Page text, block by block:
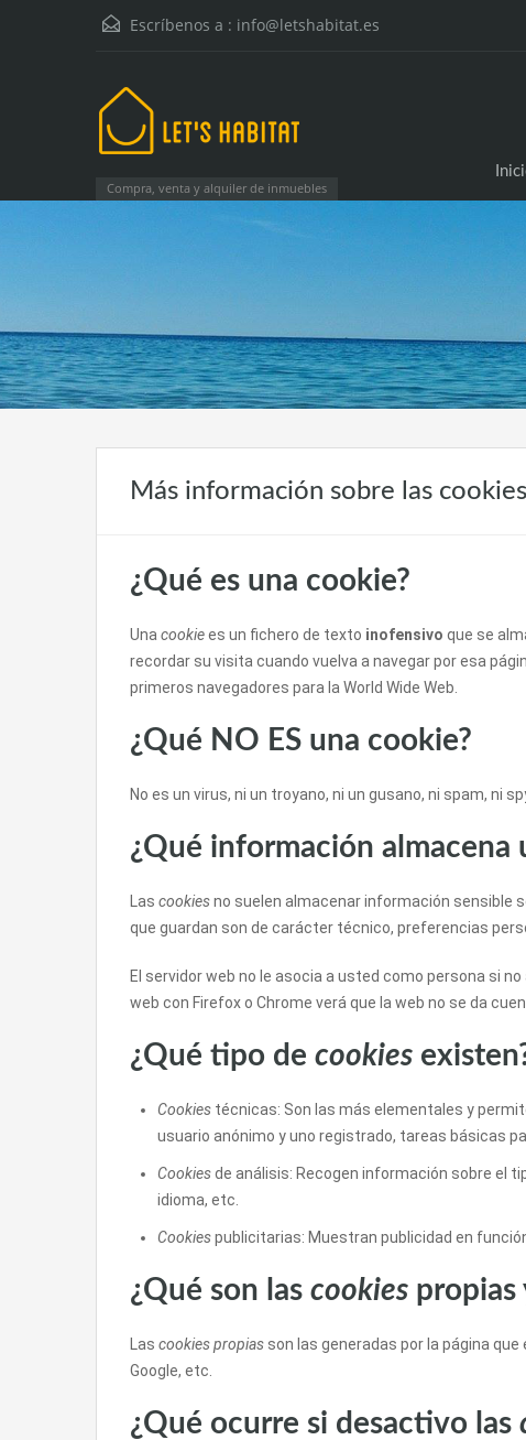
Escríbenos a : info@letshabitat.es
Compra, venta y alquiler de inmuebles
Más información sobre las cookies
¿Qué es una cookie?
Una cookiees un fichero de texto inofensivo que se
recordar su visita cuando vuelva a navegar por esa
primeros navegadores para la World Wide Web.
¿Qué NO ES una cookie?
No es un virus, ni un troyano, ni un gusano, ni spam, ni
¿Qué información almacena
Las cookiesno suelen almacenar información sensible
que guardan son de carácter técnico, preferencias
El servidor web no le asocia a usted como persona si
web con Firefox o Chrome verá que la web no se da
¿Qué tipo de cookies
Cookies técnicas: Son las más elementales y
usuario anónimo y uno registrado, tareas básicas
Cookiesde análisis: Recogen información sobre el
idioma, etc.
Cookiespublicitarias: Muestran publicidad en
¿Qué son las cookies propias
Las cookies propias son las generadas por la página
Google, etc.
¿Qué ocurre si desactivo las